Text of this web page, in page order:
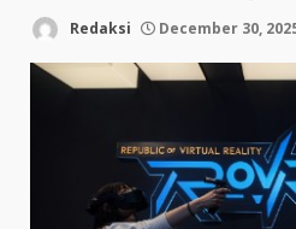
Redaksi December 30,